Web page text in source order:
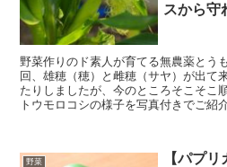
スから守
野菜作りのド素人が育てる無農薬とう
回、雄穂（穂）と雌穂（サヤ）が出て
たりしましたが、今のところそこそこ
トウモロコシの様子を写真付きでご紹
野菜
【パプ